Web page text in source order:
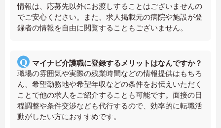
情報は、応募先以外にお渡しすることはございませんの
でご安心ください。また、求人掲載元の病院や施設が登
録者の情報を自由に閲覧することもございません。
マイナビ介護職に登録するメリットはなんですか？
職場の雰囲気や実際の残業時間などの情報提供はもちろ
ん、希望勤務地や希望年収などの条件をお伝えいただく
ことで他の求人をご紹介することも可能です。面接の日
程調整や条件交渉なども代行するので、効率的に転職活
動がしたい方におすすめです。